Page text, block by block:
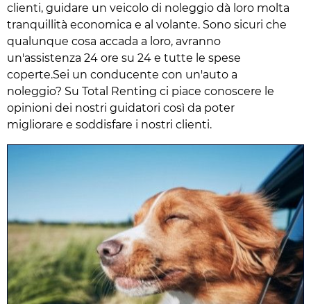
clienti, guidare un veicolo di noleggio dà loro molta
tranquillità economica e al volante. Sono sicuri che
qualunque cosa accada a loro, avranno
un'assistenza 24 ore su 24 e tutte le spese
coperte.Sei un conducente con un'auto a
noleggio? Su Total Renting ci piace conoscere le
opinioni dei nostri guidatori così da poter
migliorare e soddisfare i nostri clienti.